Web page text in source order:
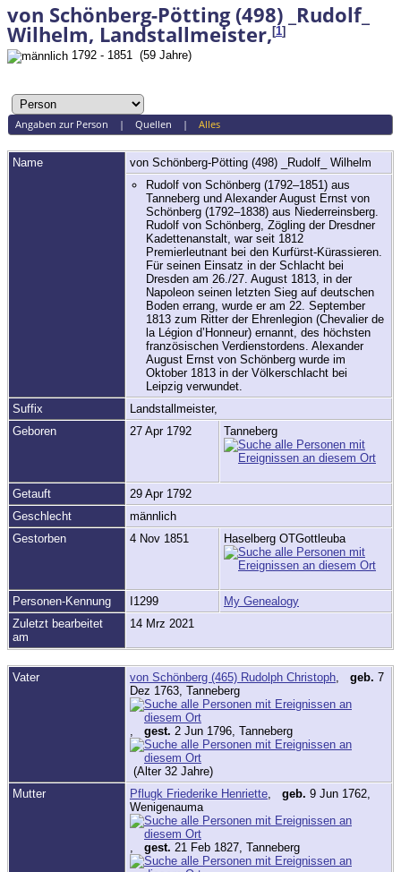
von Schönberg-Pötting (498) _Rudolf_
Wilhelm, Landstallmeister, [1]
1792 - 1851 (59 Jahre)
Angaben zur Person | Quellen | Alles
Name von Schönberg-Pötting (498)
_Rudolf_ Wilhelm
Rudolf von Schönberg (1792–1851) aus
Tanneberg und Alexander August Ernst von
Schönberg (1792–1838) aus Niederreinsberg.
Rudolf von Schönberg, Zögling der Dresdner
Kadettenanstalt, war seit 1812
Premierleutnant bei den Kurfürst-Kürassieren.
Für seinen Einsatz in der Schlacht bei
Dresden am 26./27. August 1813, in der
Napoleon seinen letzten Sieg auf deutschen
Boden errang, wurde er am 22. September
1813 zum Ritter der Ehrenlegion (Chevalier de
la Légion d’Honneur) ernannt, des höchsten
französischen Verdienstordens. Alexander
August Ernst von Schönberg wurde im
Oktober 1813 in der Völkerschlacht bei
Leipzig verwundet.
Suffix
Landstallmeister,
Geboren
27 Apr 1792 Tanneberg
Getauft
29 Apr 1792
Geschlecht
männlich
Gestorben
4 Nov 1851 Haselberg OTGottleuba
Personen-Kennung I1299
My Genealogy
Zuletzt bearbeitet
am
14 Mrz 2021
Vater von Schönberg (465) Rudolph Christoph geb. 7
Dez 1763, Tanneberg
gest. 2 Jun 1796, Tanneberg
(Alter 32 Jahre)
Mutter
Pflugk Friederike Henriette geb. 9 Jun 1762,
Wenigenauma
gest. 21 Feb 1827, Tanneberg